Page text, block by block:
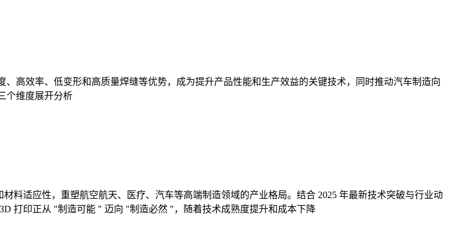
高效率、低变形和高质量焊缝等优势，成为提升产品性能和生产效益的关键技术，同时推动汽车制造向
个维度展开分析
料适应性，重塑航空航天、医疗、汽车等高端制造领域的产业格局。结合 2025 年最新技术突破与行业动
打印正从 "制造可能 " 迈向 "制造必然 "，随着技术成熟度提升和成本下降